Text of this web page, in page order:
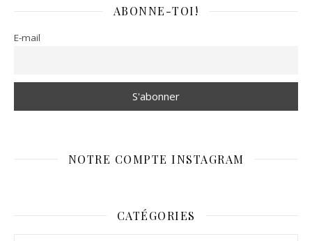
ABONNE-TOI!
E-mail
NOTRE COMPTE INSTAGRAM
CATÉGORIES